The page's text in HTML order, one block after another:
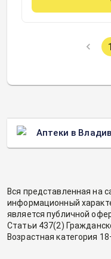
1
Аптеки в
Вся представленная на
информационный
является публичной
Статьи 437(2)
Возрастная категория